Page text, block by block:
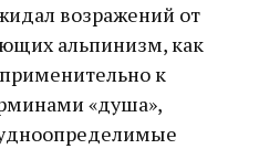
возражений от
альпинизм, как
к
«душа»,